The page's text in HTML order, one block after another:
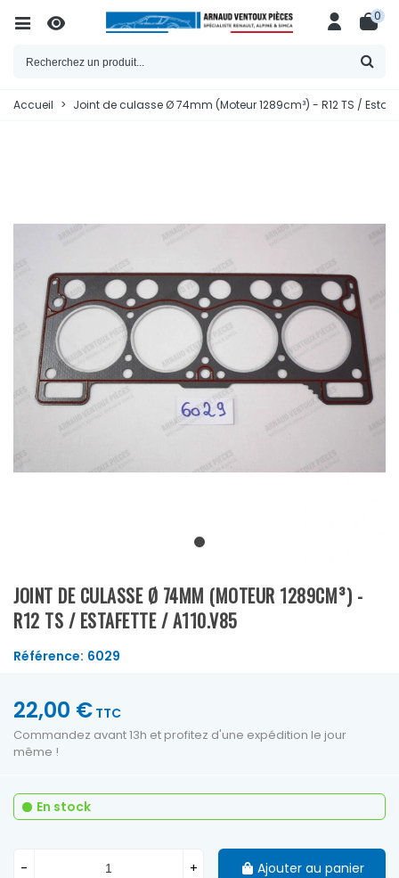
0
Accueil > Joint de culasse Ø 74mm (Moteur 1289cm³) - R12 TS /
JOINT DE CULASSE Ø 74MM (MOTEUR 1289CM³) -
R12 TS / ESTAFETTE / A110.V85
Référence: 6029
22,00 € TTC
Commandez avant 13h et profitez d'une expédition le jour
même !
En stock
- + Ajouter au panier